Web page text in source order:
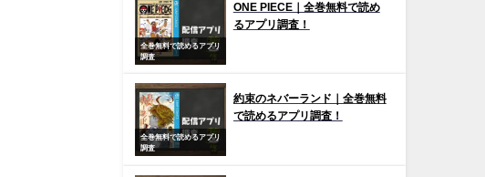
全巻無料で読めるアプリ
調査
ONE PIECE｜全巻無料で読め
るアプリ調査！
全巻無料で読めるアプリ
調査
約束のネバーランド｜全巻無料
で読めるアプリ調査！